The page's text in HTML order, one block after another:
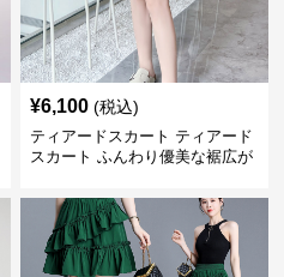
¥6,100 (税込)
ティアードスカート ティアード
スカート ふんわり優美な裾広が